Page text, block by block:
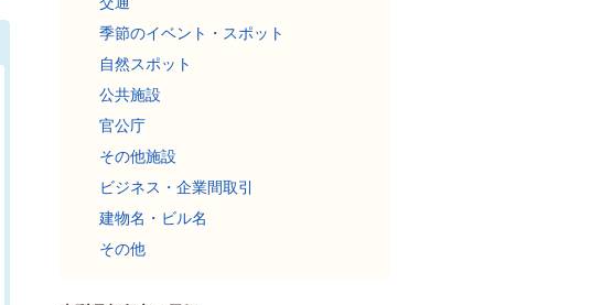
季節のイベント・スポット
自然スポット
公共施設
官公庁
その他施設
ビジネス・企業間取引
建物名・ビル名
その他